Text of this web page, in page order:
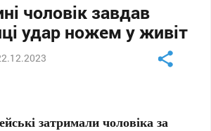
чоловік завдав
удар ножем у живіт
затримали чоловіка за